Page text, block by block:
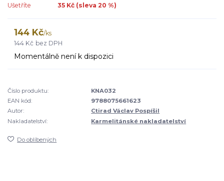
Ušetříte 35 Kč (sleva 20 %)
144 Kč/ks
144 Kč bez DPH
Momentálně není k dispozici
Číslo produktu:
KNA032
EAN kód:
9788075661623
Autor:
Ctirad Václav Pospíšil
Nakladatelství:
Karmelitánské nakladatelství
Do oblíbených